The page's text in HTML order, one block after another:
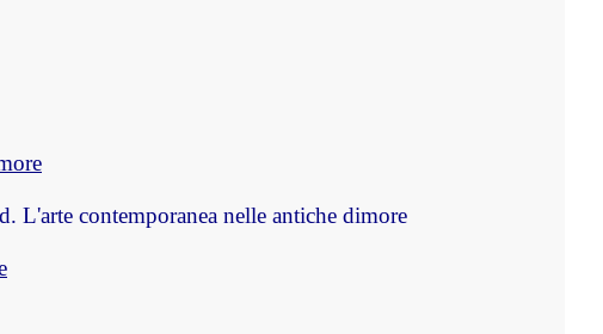
L'arte contemporanea nelle antiche dimore